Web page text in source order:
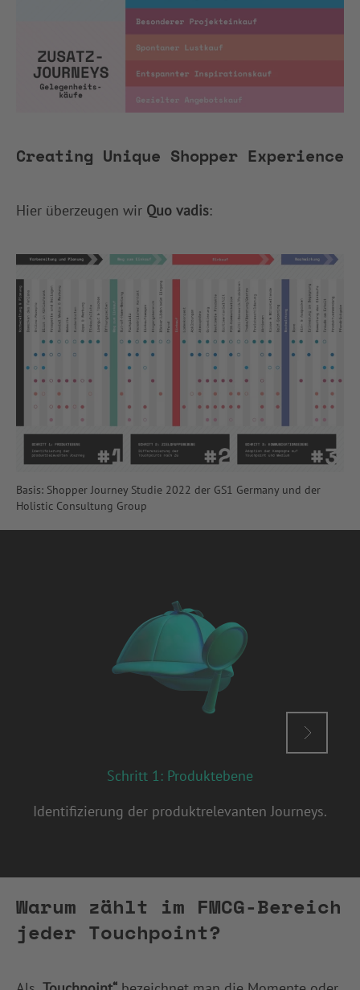
Creating Unique Shopper Experience
Hier überzeugen wir Quo vadis:
Basis: Shopper Journey Studie 2022 der GS1 Germany und der
Holistic Consultung Group
Schritt 1: Produktebene
Identifizierung der produktrelevanten Journeys.
Warum zählt im FMCG-Bereich
jeder Touchpoint?